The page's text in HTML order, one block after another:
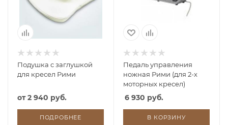
Подушка с заглушкой
для кресел Рими
от2 940 руб.
ПОДРОБНЕЕ
Педаль управления
ножная Рими (для 2-х
моторных кресел)
6 930 руб.
В КОРЗИНУ